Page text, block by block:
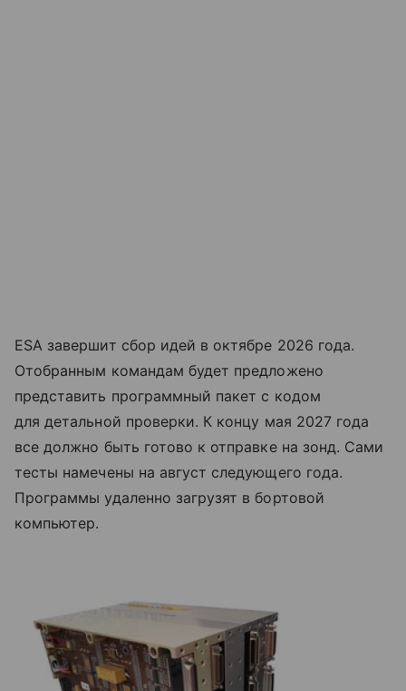
ESA завершит сбор идей в октябре 2026 года.
Отобранным командам будет предложено
представить программный пакет с кодом
для детальной проверки. К концу мая 2027 года
все должно быть готово к отправке на зонд. Сами
тесты намечены на август следующего года.
Программы удаленно загрузят в бортовой
компьютер.